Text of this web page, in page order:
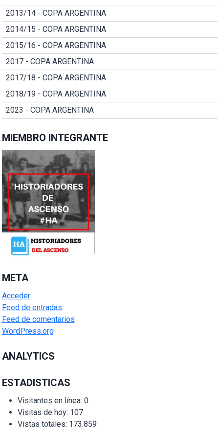
2013/14 - COPA ARGENTINA
2014/15 - COPA ARGENTINA
2015/16 - COPA ARGENTINA
2017 - COPA ARGENTINA
2017/18 - COPA ARGENTINA
2018/19 - COPA ARGENTINA
2023 - COPA ARGENTINA
MIEMBRO INTEGRANTE
META
Acceder
Feed de entradas
Feed de comentarios
WordPress.org
ANALYTICS
ESTADISTICAS
Visitantes en línea: 0
Visitas de hoy: 107
Vistas totales: 173.859